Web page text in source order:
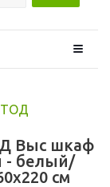
Выс шкаф
- белый/
см